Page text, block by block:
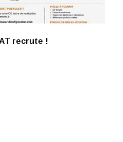
recrute !